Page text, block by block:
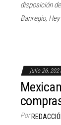
disposición
Banregio,
julio 26,
Por